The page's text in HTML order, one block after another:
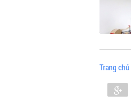
Trang chủ